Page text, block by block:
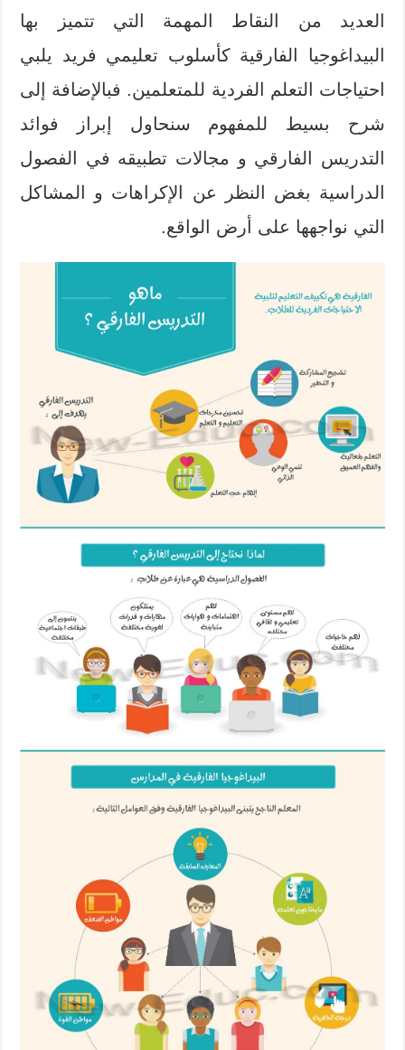
العديد من النقاط المهمة التي تتميز بها
البيداغوجيا الفارقية كأسلوب تعليمي فريد يلبي
احتياجات التعلم الفردية للمتعلمين. فبالإضافة إلى
شرح بسيط للمفهوم سنحاول إبراز فوائد
التدريس الفارقي و مجالات تطبيقه في الفصول
الدراسية بغض النظر عن الإكراهات و المشاكل
التي نواجهها على أرض الواقع.